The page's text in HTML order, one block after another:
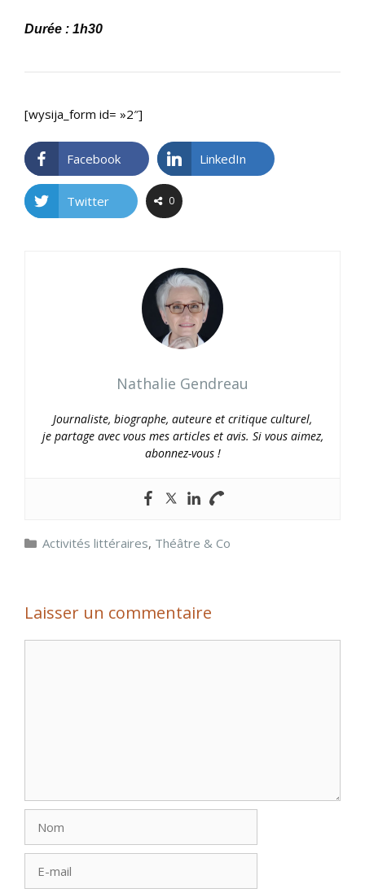
Durée : 1h30
[wysija_form id= »2″]
Facebook LinkedIn
Twitter 0
Nathalie Gendreau
Journaliste, biographe, auteure et critique culturel,
je partage avec vous mes articles et avis. Si vous aimez,
abonnez-vous !
Catégories
Activités littéraires, Théâtre & Co
Laisser un commentaire
mail